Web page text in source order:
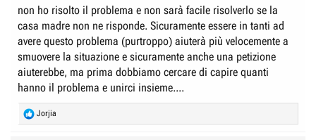
non ho risolto il problema e non sarà facile risolverlo se la
casa madre non ne risponde. Sicuramente essere in tanti ad
avere questo problema (purtroppo) aiuterà più velocemente a
smuovere la situazione e sicuramente anche una petizione
aiuterebbe, ma prima dobbiamo cercare di capire quanti
hanno il problema e unirci insieme....
R
e
Jorjia